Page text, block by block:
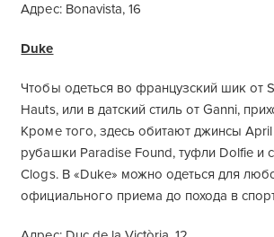
Адрес: Bonavista, 16
Duke
Чтобы одеться во французский шик от
Hauts, или в датский стиль от Ganni,
Кроме того, здесь обитают джинсы April
рубашки Paradise Found, туфли Dolfie и
Clogs. В «Duke» можно одеться для
официального приема до похода в